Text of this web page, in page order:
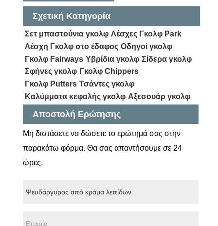
Σχετική Κατηγορία
Σετ μπαστούνια γκολφ Λέσχες Γκολφ Park
Λέσχη Γκολφ στο έδαφος Οδηγοί γκολφ
Γκολφ Fairways Υβρίδια γκολφ Σίδερα γκολφ
Σφήνες γκολφ Γκολφ Chippers
Γκολφ Putters Τσάντες γκολφ
Καλύμματα κεφαλής γκολφ Αξεσουάρ γκολφ
Αποστολή Ερώτησης
Μη διστάσετε να δώσετε το ερώτημά σας στην
παρακάτω φόρμα. Θα σας απαντήσουμε σε 24
ώρες.